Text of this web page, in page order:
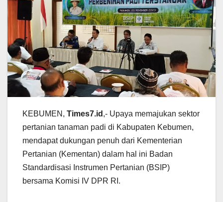
KEBUMEN, Times7.id ,- Upaya memajukan sektor
pertanian tanaman padi di Kabupaten Kebumen,
mendapat dukungan penuh dari Kementerian
Pertanian (Kementan) dalam hal ini Badan
Standardisasi Instrumen Pertanian (BSIP)
bersama Komisi IV DPR RI.